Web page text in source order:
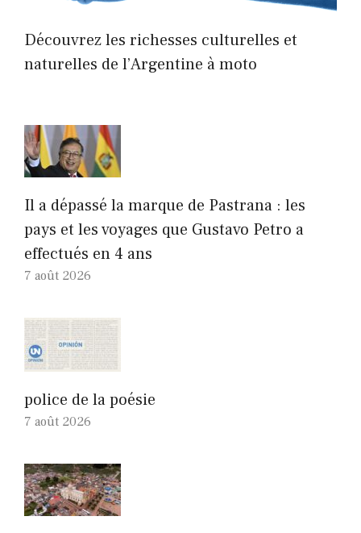
Découvrez les richesses culturelles et
naturelles de l’Argentine à moto
Il a dépassé la marque de Pastrana : les
pays et les voyages que Gustavo Petro a
effectués en 4 ans
7 août 2026
police de la poésie
7 août 2026